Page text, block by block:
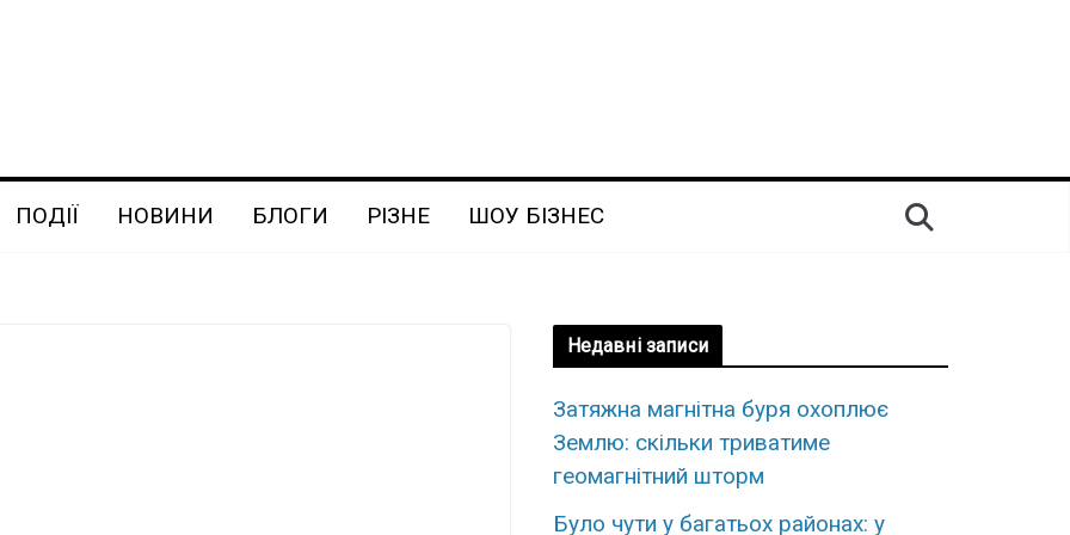
ПОДІЇ НОВИНИ БЛОГИ РІЗНЕ ШОУ БІЗНЕС
Недавні записи
Затяжна магнітна буря охоплює
Землю: скільки триватиме
геомагнітний шторм
Було чути у багатьох районах: у